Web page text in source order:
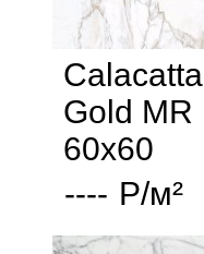
Calacatta
Gold MR
60x60
---- Р/м²